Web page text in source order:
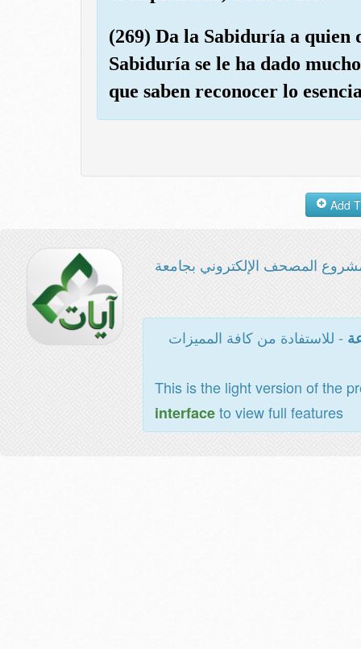
(269) Da la Sabiduría a quien
Sabiduría se le ha dado
que saben reconocer lo
المصحف الإلكتروني بجامعة
- للاستفادة من كافة المميزات
This is the light version of the
interfaceto view full features